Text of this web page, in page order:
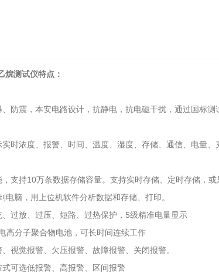
烷测试仪特点：
防震，本安电路设计，抗静电，抗电磁干扰，通过国标
时浓度、报警、时间、温度、湿度、存储、通信、电量
支持10万条数据存储容量。支持实时存储、定时存储，
电脑，用上位机软件分析数据和存储、打印。
过放、过压、短路、过热保护，5级精准电量显示
高分子聚合物电池，可长时间连续工作
视觉报警、欠压报警、故障报警、关闭报警。
可选低报警、高报警、区间报警